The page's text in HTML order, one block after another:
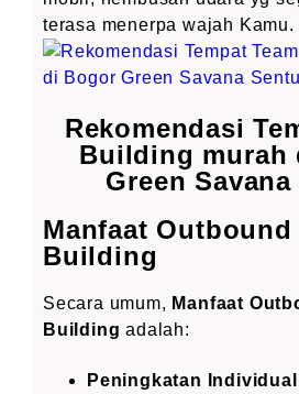
terasa menerpa wajah Kamu.
Rekomendasi
Building murah
Green
Manfaat Outbound
Building
Secara umum, Manfaat
Building adalah:
Peningkatan